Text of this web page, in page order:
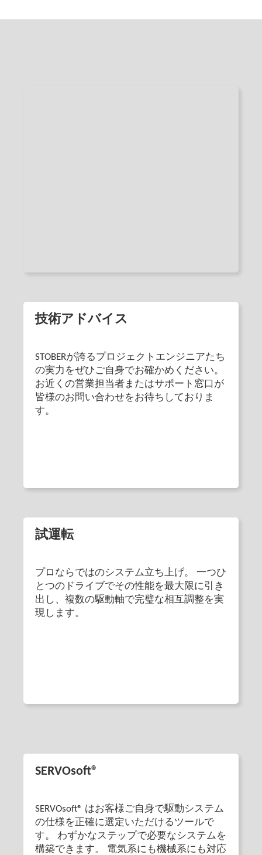
技術アドバイス
STOBERが誇るプロジェクトエンジニアたち
の実力をぜひご自身でお確かめください。
お近くの営業担当者またはサポート窓口が
皆様のお問い合わせをお待ちしておりま
す。
試運転
プロならではのシステム立ち上げ。 一つひ
とつのドライブでその性能を最大限に引き
出し、複数の駆動軸で完璧な相互調整を実
現します。
SERVOsoft®
SERVOsoft® はお客様ご自身で駆動システム
の仕様を正確に選定いただけるツールで
す。 わずかなステップで必要なシステムを
構築できます。 電気系にも機械系にも対応